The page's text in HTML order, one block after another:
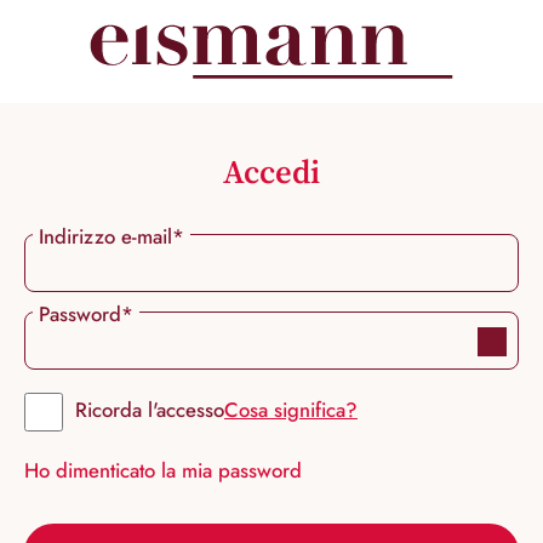
principale
Accedi
Indirizzo e-mail*
Password*
Ricorda l'accessoCosa significa?
Ho dimenticato la mia password